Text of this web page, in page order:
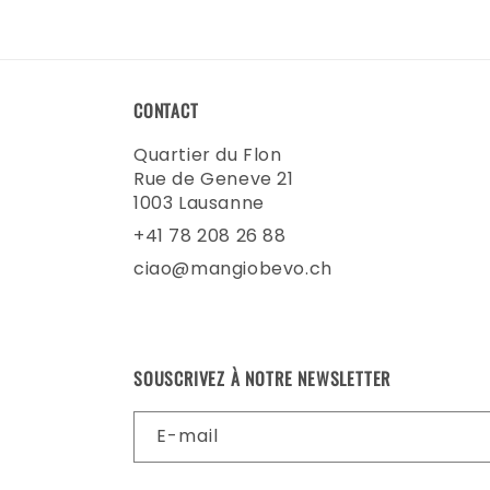
CONTACT
Quartier du Flon
Rue de Geneve 21
1003 Lausanne
+41 78 208 26 88
ciao@mangiobevo.ch
SOUSCRIVEZ À NOTRE NEWSLETTER
E-mail